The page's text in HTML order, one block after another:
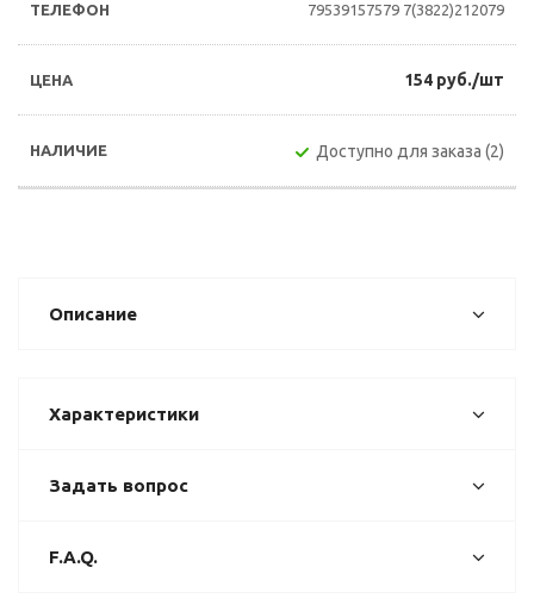
79539157579 7(3822)212079
154 руб./шт
Доступно для заказа (2)
Описание
Характеристики
Задать вопрос
F.A.Q.